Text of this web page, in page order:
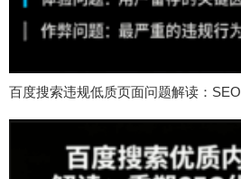
百度搜索违规低质页面问题解读：